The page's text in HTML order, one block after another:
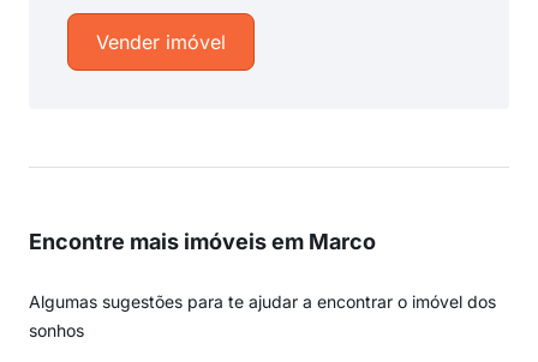
Vender imóvel
Encontre mais imóveis em Marco
Algumas sugestões para te ajudar a encontrar o imóvel dos
sonhos